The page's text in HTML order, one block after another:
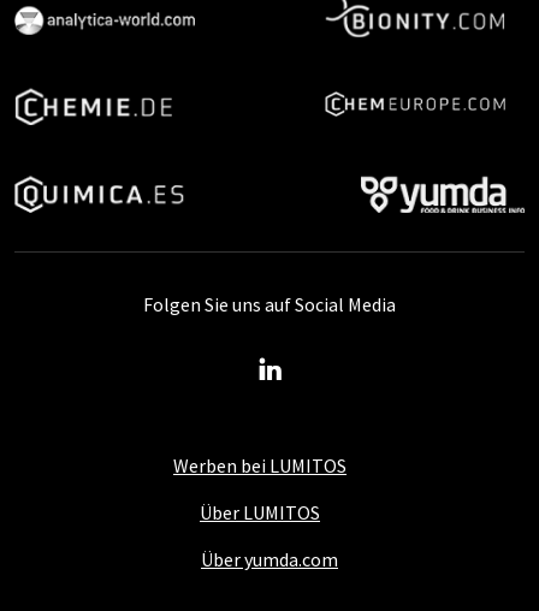
Werben bei LUMITOS
Über LUMITOS
Über yumda.com
Folgen Sie uns auf Social Media